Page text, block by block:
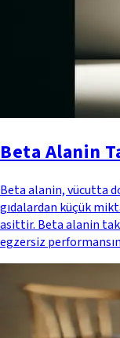
Beta Alanin
Beta alanin, vücutta
gıdalardan küçük
asittir. Beta alanin
egzersiz